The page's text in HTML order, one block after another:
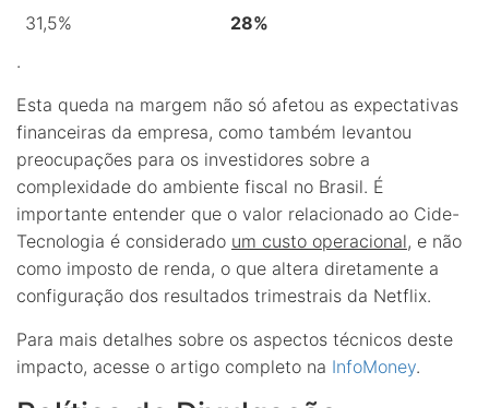
31,5%
28%
.
Esta queda na margem não só afetou as expectativas
financeiras da empresa, como também levantou
preocupações para os investidores sobre a
complexidade do ambiente fiscal no Brasil. É
importante entender que o valor relacionado ao Cide-
Tecnologia é considerado um custo operacional, e não
como imposto de renda, o que altera diretamente a
configuração dos resultados trimestrais da Netflix.
Para mais detalhes sobre os aspectos técnicos deste
impacto, acesse o artigo completo na InfoMoney.